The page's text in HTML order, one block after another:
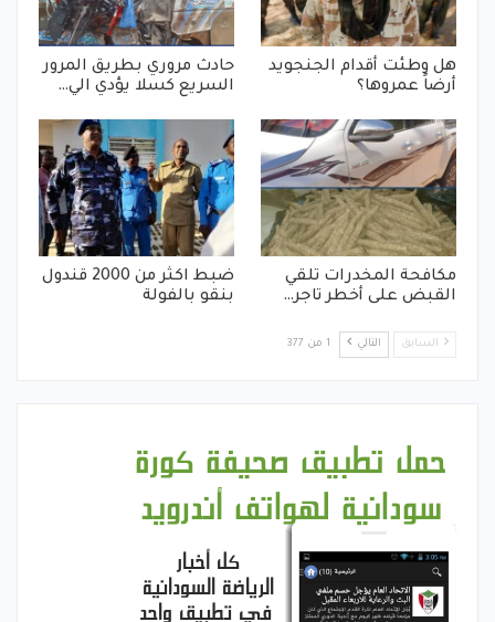
هل وطئت أقدام الجنجويد
أرضاً عمروها؟
حادث مروري بطريق المرور
السريع كسلا يؤدي الي…
مكافحة المخدرات تلقي
القبض على أخطر تاجر…
ضبط اكثر من 2000 قندول
بنقو بالفولة
السابق التالي 1 من 377